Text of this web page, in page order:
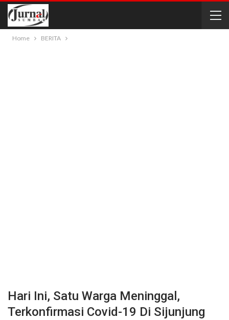
Home BERITA
Hari Ini, Satu Warga Meninggal,
Terkonfirmasi Covid-19 Di Sijunjung